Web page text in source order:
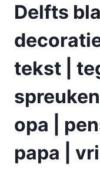
Delfts
tekst |
opa |
papa |